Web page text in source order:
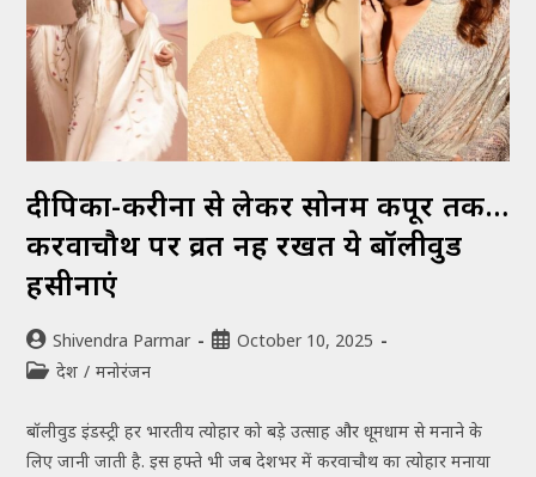
दीपिका-करीना से लेकर सोनम कपूर तक…
करवाचौथ पर व्रत नहीं रखतीं ये बॉलीवुड
हसीनाएं
Shivendra Parmar
October 10, 2025
देश / मनोरंजन
बॉलीवुड इंडस्ट्री हर भारतीय त्योहार को बड़े उत्साह और धूमधाम से मनाने के
लिए जानी जाती है. इस हफ्ते भी जब देशभर में करवाचौथ का त्योहार मनाया